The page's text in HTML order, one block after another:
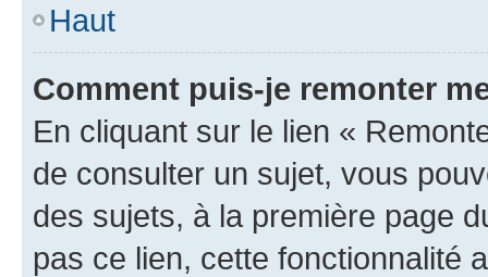
Haut
Comment puis-je remonter
En cliquant sur le lien «
de consulter un sujet, vous
des sujets, à la première page
pas ce lien, cette fonctionnalité